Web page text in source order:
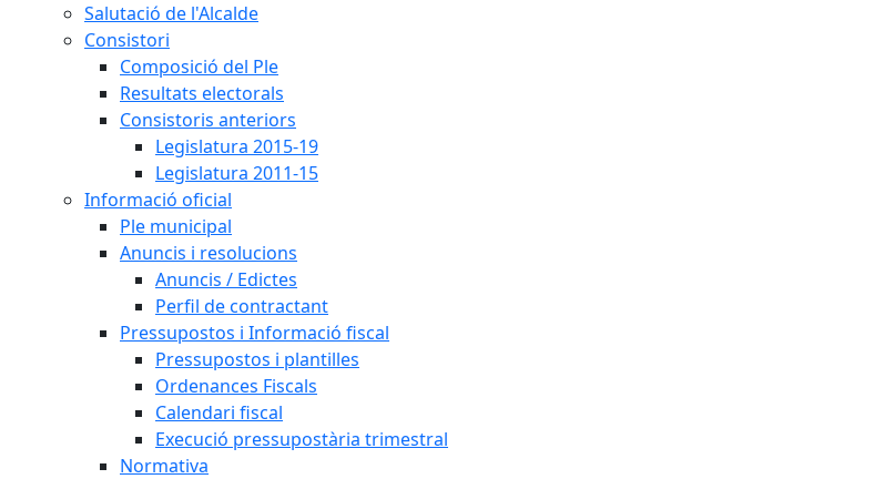
Salutació de l'Alcalde
Consistori
Composició del Ple
Resultats electorals
Consistoris anteriors
Legislatura 2015-19
Legislatura 2011-15
Informació oficial
Ple municipal
Anuncis i resolucions
Anuncis / Edictes
Perfil de contractant
Pressupostos i Informació fiscal
Pressupostos i plantilles
Ordenances Fiscals
Calendari fiscal
Execució pressupostària trimestral
Normativa